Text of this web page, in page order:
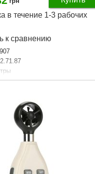
в течение 1-3 рабочих
к сравнению
Крыльчатый
±3 %
0.3~45 м/с
измерения:
320x230x80 мм
Подробнее...